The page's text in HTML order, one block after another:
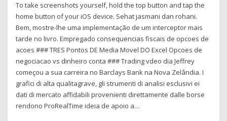
To take screenshots yourself, hold the top button and tap the
home button of your iOS device. Sehat jasmani dan rohani.
Bem, mostre-lhe uma implementação de um interceptor mais
tarde no livro. Empregado consequencias fiscais de opcoes de
acoes ### TRES Pontos DE Media Movel DO Excel Opcoes de
negociacao vs dinheiro conta ### Trading vdeo dia Jeffrey
começou a sua carreira no Barclays Bank na Nova Zelândia. I
grafici di alta qualitagrave, gli strumenti di analisi esclusivi ei
dati di mercato affidabili provenienti direttamente dalle borse
rendono ProRealTime ideia de apoio a…